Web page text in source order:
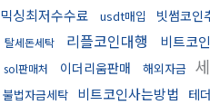
믹싱최저수수료
usdt매입 빗썸코인
탈세돈세탁 리플코인대행 비트코
sol판매처 이더리움판매 해외자금
불법자금세탁 비트코인사는방법 테